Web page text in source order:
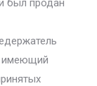
был продан
имеющий